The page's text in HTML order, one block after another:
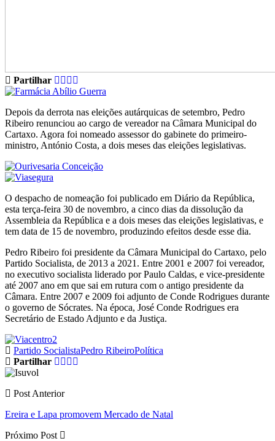
Partilhar
Depois da derrota nas eleições autárquicas de setembro, Pedro
Ribeiro renunciou ao cargo de vereador na Câmara Municipal do
Cartaxo. Agora foi nomeado assessor do gabinete do primeiro-
ministro, António Costa, a dois meses das eleições legislativas.
O despacho de nomeação foi publicado em Diário da República,
esta terça-feira 30 de novembro, a cinco dias da dissolução da
Assembleia da República e a dois meses das eleições legislativas, e
tem data de 15 de novembro, produzindo efeitos desde esse dia.
Pedro Ribeiro foi presidente da Câmara Municipal do Cartaxo, pelo
Partido Socialista, de 2013 a 2021. Entre 2001 e 2007 foi vereador,
no executivo socialista liderado por Paulo Caldas, e vice-presidente
até 2007 ano em que sai em rutura com o antigo presidente da
Câmara. Entre 2007 e 2009 foi adjunto de Conde Rodrigues durante
o governo de Sócrates. Na época, José Conde Rodrigues era
Secretário de Estado Adjunto e da Justiça.
Partido SocialistaPedro RibeiroPolítica
Partilhar
Post Anterior
Ereira e Lapa promovem Mercado de Natal
Próximo Post